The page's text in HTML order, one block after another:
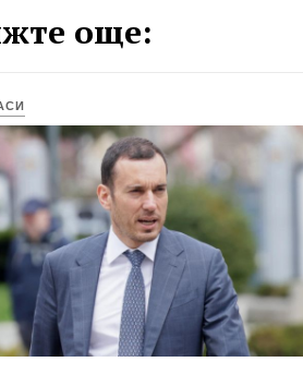
още: